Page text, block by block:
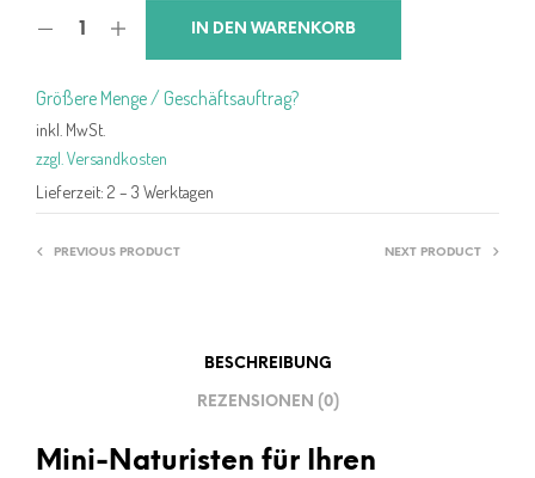
IN DEN WARENKORB
Größere Menge / Geschäftsauftrag?
inkl. MwSt.
zzgl. Versandkosten
Lieferzeit: 2 – 3 Werktagen
PREVIOUS PRODUCT NEXT PRODUCT
BESCHREIBUNG
REZENSIONEN (0)
Mini-Naturisten für Ihren